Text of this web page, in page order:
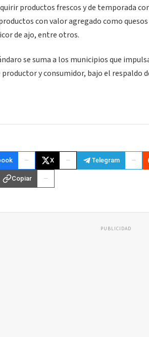
productos frescos y de temporada
con valor agregado como
de ajo, entre otros.
se suma a los municipios que
y consumidor, bajo el respaldo
X Telegram
Copiar
PUBLICIDAD